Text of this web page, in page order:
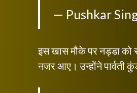
— Pushkar
इस खास मौके पर नड्डा को
नजर आए। उन्होंने पार्वती